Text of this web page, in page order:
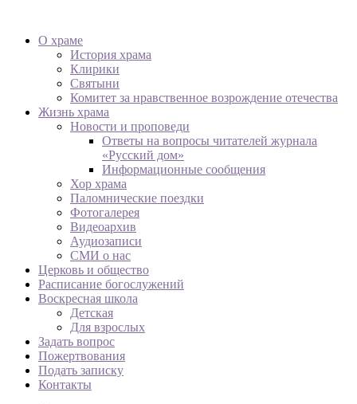
О храме
История храма
Клирики
Святыни
Комитет за нравственное возрождение отечества
Жизнь храма
Новости и проповеди
Ответы на вопросы читателей журнала
«Русский дом»
Информационные сообщения
Хор храма
Паломнические поездки
Фотогалерея
Видеоархив
Аудиозаписи
СМИ о нас
Церковь и общество
Расписание богослужений
Воскресная школа
Детская
Для взрослых
Задать вопрос
Пожертвования
Подать записку
Контакты